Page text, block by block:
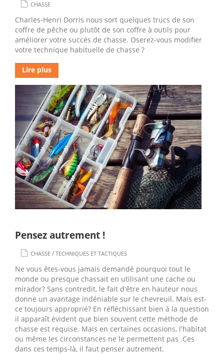
CHASSE
Charles-Henri Dorris nous sort quelques trucs de son
coffre de pêche ou plutôt de son coffre à outils pour
améliorer votre succès de chasse. Oserez-vous modifier
votre technique habituelle de chasse ?
Lire plus
Pensez autrement !
CHASSE / TECHNIQUES ET TACTIQUES
Ne vous êtes-vous jamais demandé pourquoi tout le
monde ou presque chassait en utilisant une cache ou
mirador? Sans contredit, le fait d'être en hauteur nous
donne un avantage indéniable sur le chevreuil. Mais est-
ce toujours approprié? En réfléchissant bien à la question
il apparaît évident que bien souvent cette méthode de
chasse est requise. Mais en certaines occasions, l'habitat
ou même les circonstances ne le permettent pas .Ces
dans ces temps-là, il faut penser autrement.